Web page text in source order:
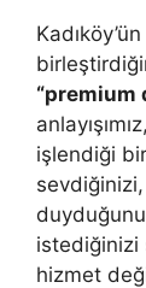
“premium
işlendiği
istediğinizi
hizmet